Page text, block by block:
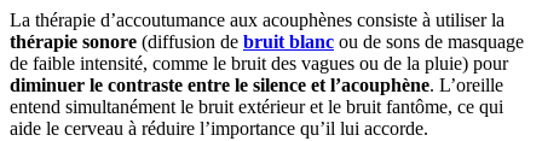
La thérapie d’accoutumance aux acouphènes consiste à utiliser la
thérapie sonore (diffusion de bruit blanc ou de sons de masquage
de faible intensité, comme le bruit des vagues ou de la pluie) pour
diminuer le contraste entre le silence et l’acouphène. L’oreille
entend simultanément le bruit extérieur et le bruit fantôme, ce qui
aide le cerveau à réduire l’importance qu’il lui accorde.